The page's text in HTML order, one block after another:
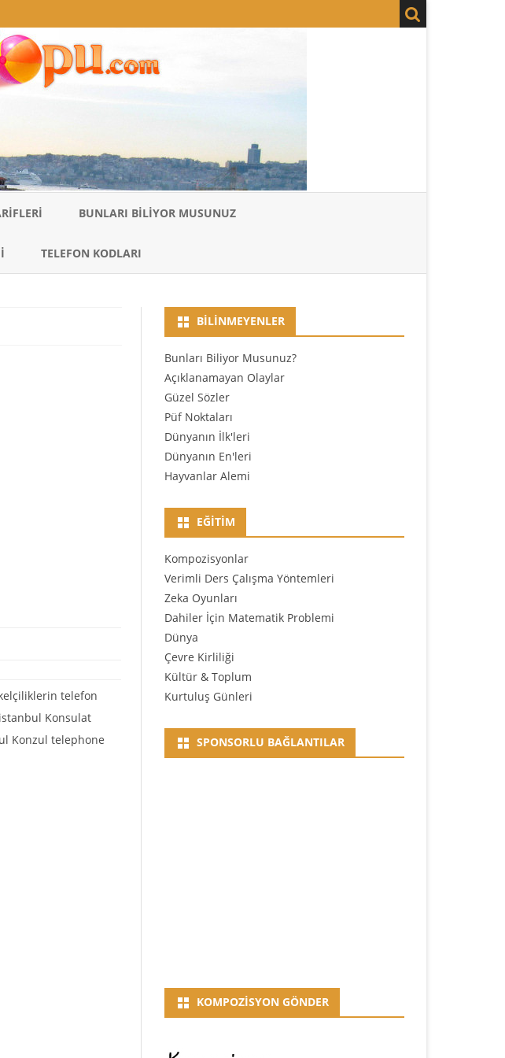
BUNLARI BILIYOR MUSUNUZ
TELEFON KODLARI
telefon
Konsulat
Konzul telephone
BILINMEYENLER
Bunları Biliyor Musunuz?
Açıklanamayan Olaylar
Güzel Sözler
Püf Noktaları
Dünyanın İlk'leri
Dünyanın En'leri
Hayvanlar Alemi
EĞITIM
Kompozisyonlar
Verimli Ders Çalışma Yöntemleri
Zeka Oyunları
Dahiler İçin Matematik Problemi
Dünya
Çevre Kirliliği
Kültür & Toplum
Kurtuluş Günleri
SPONSORLU BAĞLANTILAR
KOMPOZISYON GÖNDER